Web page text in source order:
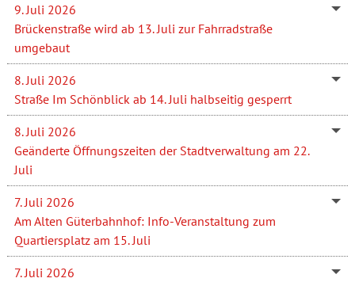
9. Juli 2026
Brückenstraße wird ab 13. Juli zur Fahrradstraße
umgebaut
8. Juli 2026
Straße Im Schönblick ab 14. Juli halbseitig gesperrt
8. Juli 2026
Geänderte Öffnungszeiten der Stadtverwaltung am 22.
Juli
7. Juli 2026
Am Alten Güterbahnhof: Info-Veranstaltung zum
Quartiersplatz am 15. Juli
7. Juli 2026